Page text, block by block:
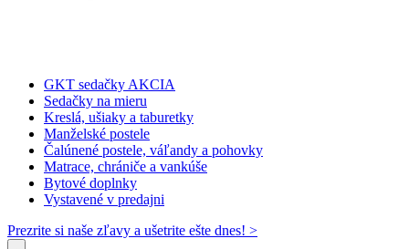
GKT sedačky AKCIA
Sedačky na mieru
Kreslá, ušiaky a taburetky
Manželské postele
Čalúnené postele, váľandy a pohovky
Matrace, chrániče a vankúše
Bytové doplnky
Vystavené v predajni
Prezrite si naše zľavy a ušetrite ešte dnes! >​